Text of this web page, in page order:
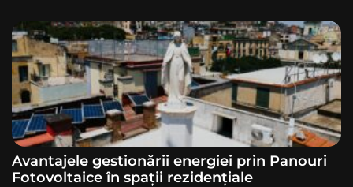
Avantajele gestionării energiei prin Panouri
Fotovoltaice în spații rezidențiale